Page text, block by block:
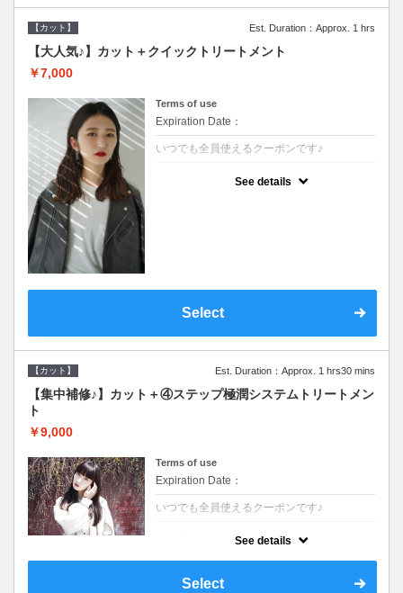
【カット】 Est. Duration：Approx. 1 hrs
【大人気♪】カット＋クイックトリートメント
￥7,000
Terms of use
Expiration Date：
いつでも全員使えるクーポンです♪
See details
Select
【カット】 Est. Duration：Approx. 1 hrs30 mins
【集中補修♪】カット＋④ステップ極潤システムトリートメン
ト
￥9,000
Terms of use
Expiration Date：
いつでも全員使えるクーポンです♪
ら修復し美髪へと導く最新4stepトリートメ
ント☆内側からしっかり修復したい方に♪
See details
Select